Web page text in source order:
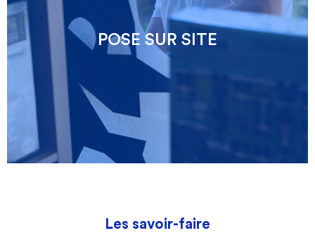
POSE SUR SITE
Les savoir-faire